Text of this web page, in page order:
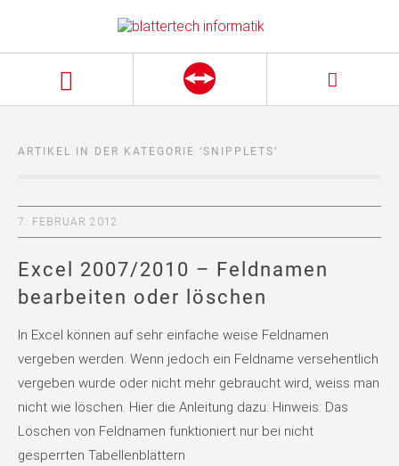
ARTIKEL IN DER KATEGORIE ‘SNIPPLETS’
7. FEBRUAR 2012
Excel 2007/2010 – Feldnamen
bearbeiten oder löschen
In Excel können auf sehr einfache weise Feldnamen
vergeben werden. Wenn jedoch ein Feldname versehentlich
vergeben wurde oder nicht mehr gebraucht wird, weiss man
nicht wie löschen. Hier die Anleitung dazu: Hinweis: Das
Löschen von Feldnamen funktioniert nur bei nicht
gesperrten Tabellenblättern